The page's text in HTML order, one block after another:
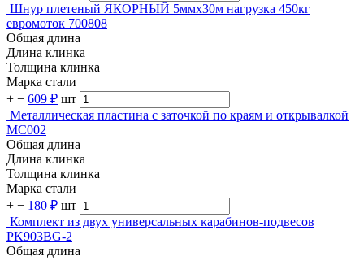
Шнур плетеный ЯКОРНЫЙ 5ммх30м нагрузка 450кг
евромоток 700808
Общая длина
Длина клинка
Толщина клинка
Марка стали
+ − 609 ₽ шт
Металлическая пластина с заточкой по краям и открывалкой
MC002
Общая длина
Длина клинка
Толщина клинка
Марка стали
+ − 180 ₽ шт
Комплект из двух универсальных карабинов-подвесов
PK903BG-2
Общая длина